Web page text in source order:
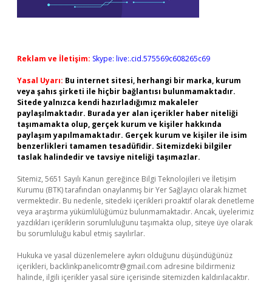
Reklam ve İletişim: Skype: live:.cid.575569c608265c69
Yasal Uyarı: Bu internet sitesi, herhangi bir marka, kurum
veya şahıs şirketi ile hiçbir bağlantısı bulunmamaktadır.
Sitede yalnızca kendi hazırladığımız makaleler
paylaşılmaktadır. Burada yer alan içerikler haber niteliği
taşımamakta olup, gerçek kurum ve kişiler hakkında
paylaşım yapılmamaktadır. Gerçek kurum ve kişiler ile isim
benzerlikleri tamamen tesadüfidir. Sitemizdeki bilgiler
taslak halindedir ve tavsiye niteliği taşımazlar.
Sitemiz, 5651 Sayılı Kanun gereğince Bilgi Teknolojileri ve İletişim
Kurumu (BTK) tarafından onaylanmış bir Yer Sağlayıcı olarak hizmet
vermektedir. Bu nedenle, sitedeki içerikleri proaktif olarak denetleme
veya araştırma yükümlülüğümüz bulunmamaktadır. Ancak, üyelerimiz
yazdıkları içeriklerin sorumluluğunu taşımakta olup, siteye üye olarak
bu sorumluluğu kabul etmiş sayılırlar.
Hukuka ve yasal düzenlemelere aykırı olduğunu düşündüğünüz
içerikleri, backlinkpanelicomtr@gmail.com adresine bildirmeniz
halinde, ilgili içerikler yasal süre içerisinde sitemizden kaldırılacaktır.